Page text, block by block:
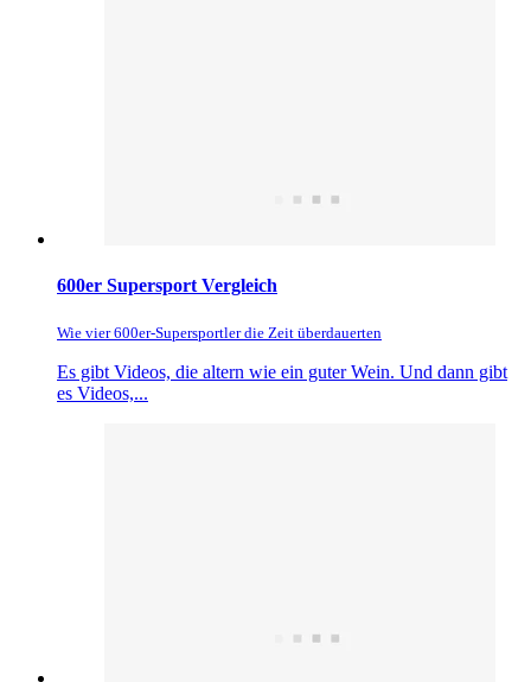
600er Supersport Vergleich
Wie vier 600er-Supersportler die Zeit überdauerten
Es gibt Videos, die altern wie ein guter Wein. Und dann gibt
es Videos,...